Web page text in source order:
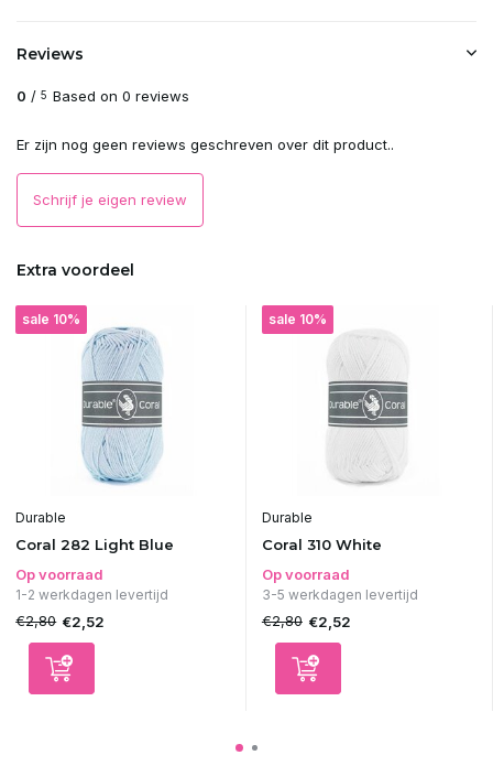
Reviews
0 / 5 Based on 0 reviews
Er zijn nog geen reviews geschreven over dit product..
Schrijf je eigen review
Extra voordeel
sale 10%
Durable
Coral 282 Light Blue
Op voorraad
1-2 werkdagen levertijd
€2,80 €2,52
sale 10%
Durable
Coral 310 White
Op voorraad
3-5 werkdagen levertijd
€2,80 €2,52